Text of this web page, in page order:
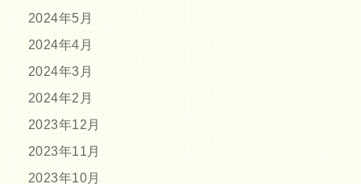
2024年5月
2024年4月
2024年3月
2024年2月
2023年12月
2023年11月
2023年10月